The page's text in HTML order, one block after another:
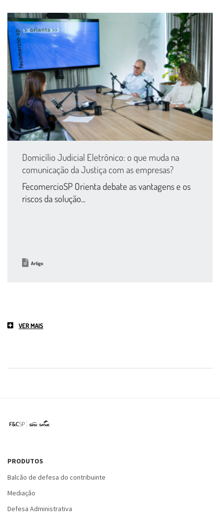
Domicílio Judicial Eletrônico: o que muda na
comunicação da Justiça com as empresas?
FecomercioSP Orienta debate as vantagens e os
riscos da solução...
Artigo
VER MAIS
PRODUTOS
Balcão de defesa do contribuinte
Mediação
Defesa Administrativa